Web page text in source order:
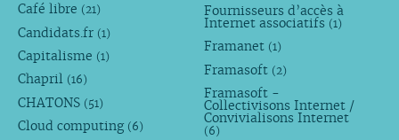
Café libre (21)
Candidats.fr (1)
Capitalisme (1)
Chapril (16)
CHATONS (51)
Cloud computing (6)
Fournisseurs d’accès à
Internet associatifs (1)
Framanet (1)
Framasoft (2)
Framasoft -
Collectivisons Internet /
Convivialisons Internet
(6)